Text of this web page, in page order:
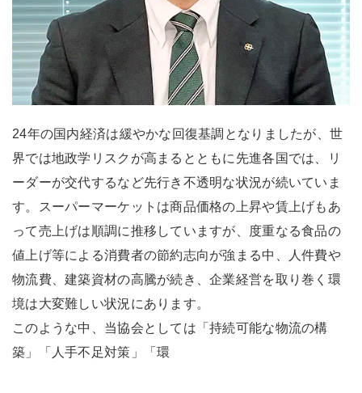
24年の国内経済は緩やかな回復基調となりましたが、世
界では地政学リスクが高まるとともに先進各国では、リ
ーダーが交代するなど先行き不透明な状況が続いていま
す。スーパーマーケットは商品価格の上昇や賃上げもあ
って売上げは順調に推移していますが、度重なる食品の
値上げ等による消費者の節約志向が強まる中、人件費や
物流費、建築資材の高騰が続き、企業経営を取り巻く環
境は大変難しい状況にあります。
このような中、当協会としては「持続可能な物流の構
築」「人手不足対策」「環